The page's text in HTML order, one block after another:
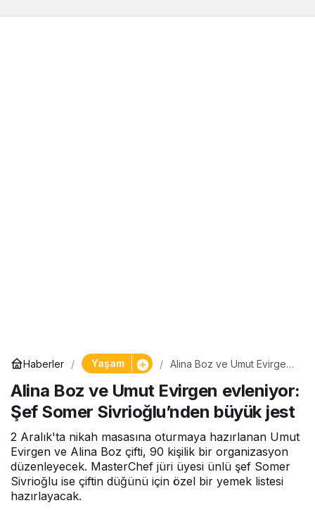
Haberler Yaşam
Alina Boz ve Umut Evirgen
Sivrioğlu’nden büyük jest
Alina Boz ve Umut Evirgen evleniyor:
Şef Somer Sivrioğlu’nden büyük jest
2 Aralık'ta nikah masasına oturmaya hazırlanan Umut
Evirgen ve Alina Boz çifti, 90 kişilik bir organizasyon
düzenleyecek. MasterChef jüri üyesi ünlü şef Somer
Sivrioğlu ise çiftin düğünü için özel bir yemek listesi
hazırlayacak.